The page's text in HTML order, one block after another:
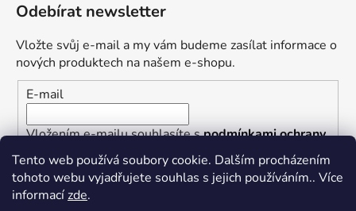
Tento web používá soubory cookie. Dalším procházením
tohoto webu vyjadřujete souhlas s jejich používáním.. Více
informacízde.
Odebírat newsletter
Vložte svůj e-mail a my vám budeme zasílat informace o
nových produktech na našem e-shopu.
E-mail
Vložením e-mailu souhlasíte spodmínkami ochrany
osobních údajů
PŘIHLÁSIT SE